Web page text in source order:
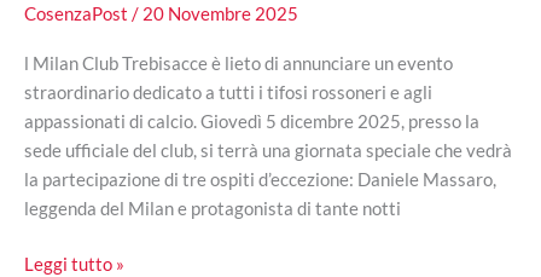
CosenzaPost / 20 Novembre 2025
l Milan Club Trebisacce è lieto di annunciare un evento
straordinario dedicato a tutti i tifosi rossoneri e agli
appassionati di calcio. Giovedì 5 dicembre 2025, presso la
sede ufficiale del club, si terrà una giornata speciale che vedrà
la partecipazione di tre ospiti d’eccezione: Daniele Massaro,
leggenda del Milan e protagonista di tante notti
Milan
Leggi tutto »